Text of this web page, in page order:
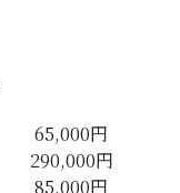
65,000円
290,000円
85,000円